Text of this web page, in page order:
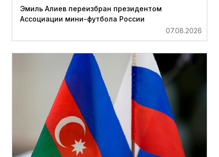
Эмиль Алиев переизбран президентом
Ассоциации мини-футбола России
07.08.2026